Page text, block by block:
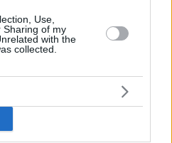
Use,
Sharing of my
with the
collected.
υπογράψει
μίσθωσης ακινήτου 40 και
Κλιμάτι της Πάργας, εκεί
οι κατασκηνώσεις του
της Εθνικής Τράπεζας